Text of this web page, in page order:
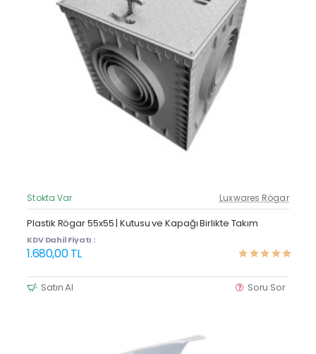
Güncel Fiyat
Stokta Var Luxwares Rögar
Plastik Rögar 55x55 | Kutusu ve Kapağı Birlikte Takım
KDV Dahil Fiyatı :
1.680,00 TL
Satın Al Soru Sor